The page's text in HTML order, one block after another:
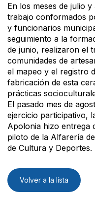
En los meses de julio
trabajo conformados
y funcionarios
seguimiento a la
de junio, realizaron el
comunidades de
el mapeo y el registro
fabricación de esta
prácticas
El pasado mes de
ejercicio participativo,
Apolonia hizo entrega
piloto de la Alfarería
de Cultura y Deportes.
Volver a la lista